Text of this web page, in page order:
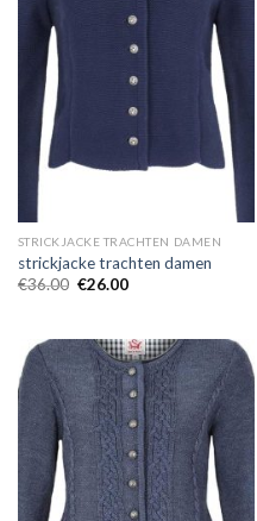
STRICKJACKE TRACHTEN DAMEN
strickjacke trachten damen
€36.00 €26.00